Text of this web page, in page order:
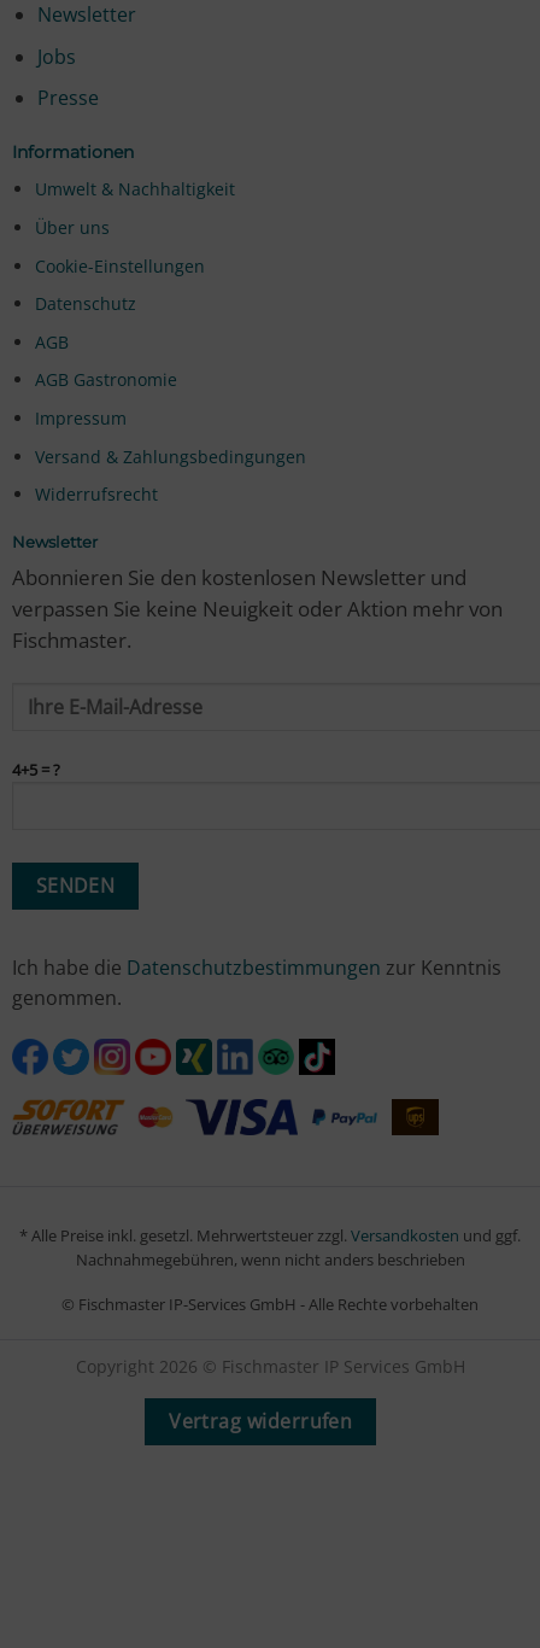
Newsletter
Jobs
Presse
Informationen
Umwelt & Nachhaltigkeit
Über uns
Cookie-Einstellungen
Datenschutz
AGB
AGB Gastronomie
Impressum
Versand & Zahlungsbedingungen
Widerrufsrecht
Newsletter
Abonnieren Sie den kostenlosen Newsletter und
verpassen Sie keine Neuigkeit oder Aktion mehr von
Fischmaster.
4+5 = ?
Ich habe die Datenschutzbestimmungen zur Kenntnis
genommen.
* Alle Preise inkl. gesetzl. Mehrwertsteuer zzgl. Versandkosten und ggf.
Nachnahmegebühren, wenn nicht anders beschrieben
© Fischmaster IP-Services GmbH - Alle Rechte vorbehalten
Copyright 2026 © Fischmaster IP Services GmbH
Vertrag widerrufen